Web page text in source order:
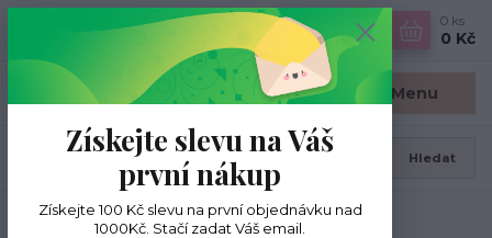
Menu
CZK
Hledat
0 ks
0 Kč
Úvod PŘÍZE DLE TLOUŠŤKY Fingering
Získejte slevu na Váš
první nákup
Získejte 100 Kč slevu na první objednávku nad
1000Kč. Stačí zadat Váš email.